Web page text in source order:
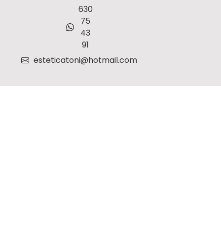
630
75
43
91
esteticatoni@hotmail.com